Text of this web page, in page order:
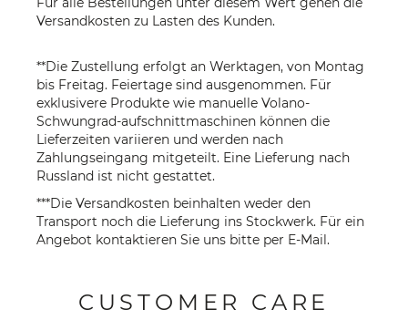
Versandkosten zu Lasten des Kunden.
**Die Zustellung erfolgt an Werktagen, von Montag
bis Freitag. Feiertage sind ausgenommen. Für
exklusivere Produkte wie manuelle Volano-
Schwungrad-aufschnittmaschinen können die
Lieferzeiten variieren und werden nach
Zahlungseingang mitgeteilt. Eine Lieferung nach
Russland ist nicht gestattet.
***Die Versandkosten beinhalten weder den
Transport noch die Lieferung ins Stockwerk. Für ein
Angebot kontaktieren Sie uns bitte per E-Mail .
CUSTOMER CARE